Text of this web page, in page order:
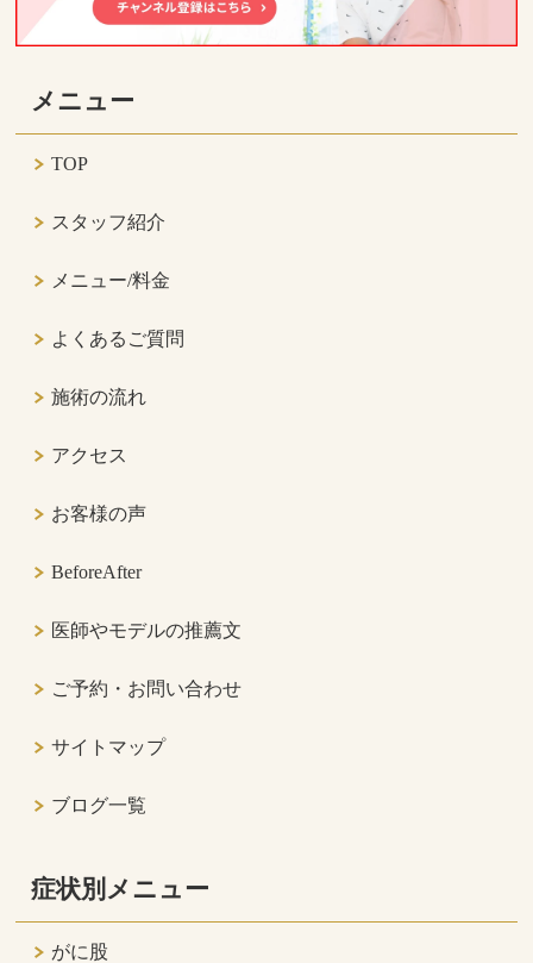
メニュー
TOP
スタッフ紹介
メニュー/料金
よくあるご質問
施術の流れ
アクセス
お客様の声
BeforeAfter
医師やモデルの推薦文
ご予約・お問い合わせ
サイトマップ
ブログ一覧
症状別メニュー
がに股